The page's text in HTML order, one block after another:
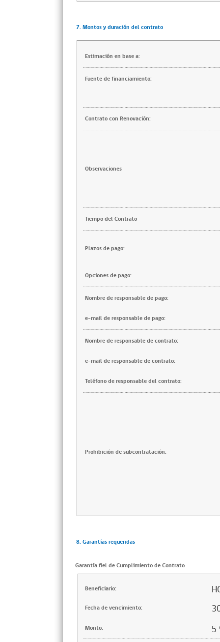
7. Montos y duración del contrato
Estimación en base a:
Fuente de financiamiento:
Contrato con Renovación:
Observaciones
Tiempo del Contrato
Plazos de pago:
Opciones de pago:
Nombre de responsable de pago:
e-mail de responsable de pago:
Nombre de responsable de contrato:
e-mail de responsable de contrato:
Teléfono de responsable del contrato:
Prohibición de subcontratación:
8. Garantías requeridas
Garantía fiel de Cumplimiento de Contrato
Beneficiario:
Fecha de vencimiento:
Monto: 5